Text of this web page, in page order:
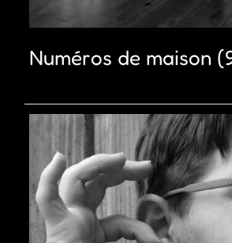
Numéros de maison
J’aimerais bien que l’on reste en